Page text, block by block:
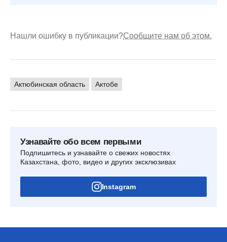
Нашли ошибку в публикации?Сообщите нам об этом.
Актюбинская область Актобе
Узнавайте обо всем первыми
Подпишитесь и узнавайте о свежих новостях
Казахстана, фото, видео и других эксклюзивах
Instagram